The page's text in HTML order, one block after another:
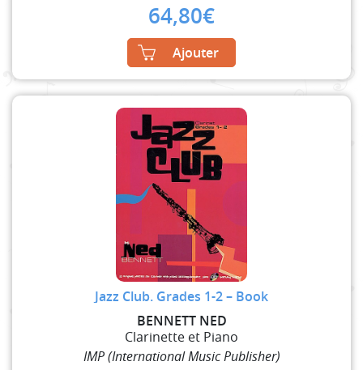
64,80€
Ajouter
Jazz Club. Grades 1-2 – Book
BENNETT NED
Clarinette et Piano
IMP (International Music Publisher)